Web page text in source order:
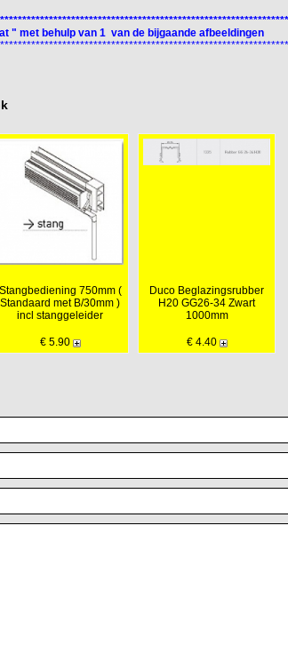
" met behulp van 1 van de bijgaande afbeeldingen
Stangbediening 750mm (
Standaard met B/30mm )
incl stanggeleider
€ 5.90
Duco Beglazingsrubber
H20 GG26-34 Zwart
1000mm
€ 4.40